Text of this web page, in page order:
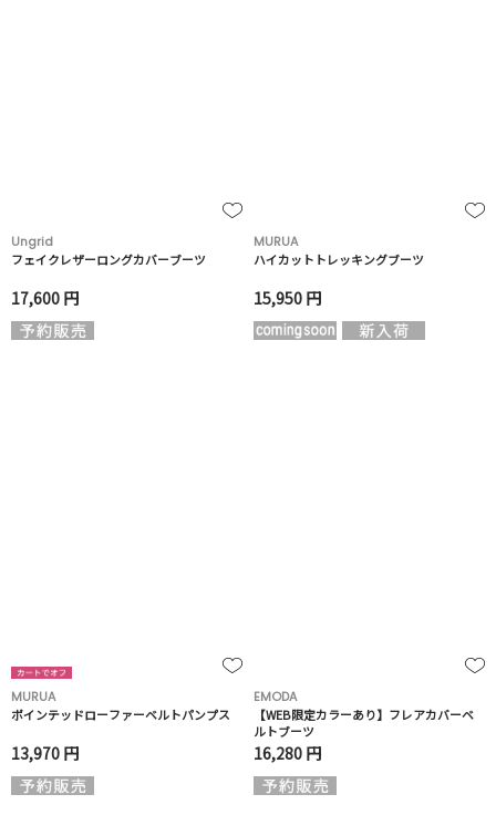
Ungrid
フェイクレザーロングカバーブーツ
17,600 円
MURUA
ハイカットトレッキングブーツ
15,950 円
MURUA
ポインテッドローファーベルトパンプス
13,970 円
EMODA
【WEB限定カラーあり】フレアカバーベ
ルトブーツ
16,280 円